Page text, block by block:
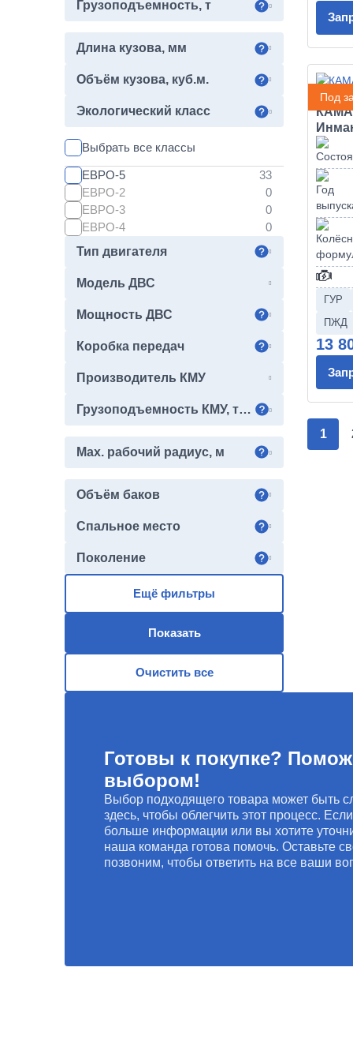
53605
54115
5490
54902
55111
63501
6460
65111
65117
65201
65206
65207
65209
65222
6540
6580
65802
65659
6595
65951
65954
65958
Грузоподъемность, т
Длина кузова, мм
Объём кузова, куб.м.
Экологический класс
Выбрать все классы
ЕВРО-5
ЕВРО-2
ЕВРО-3
ЕВРО-4
Тип двигателя
Модель ДВС
Мощность ДВС
Коробка передач
Производитель КМУ
Грузоподъемность КМУ, тонн
Max. рабочий радиус, м
Объём баков
Спальное место
Поколение
Ещё фильтры
Показать
Очистить все
Под
ГУР
ПЖД
13
1
Готовы к покупке?
выбором!
Выбор подходящего товара может быть
здесь, чтобы облегчить этот процесс.
больше информации или вы хотите
наша команда готова помочь. Оставьте
позвоним, чтобы ответить на все ваши